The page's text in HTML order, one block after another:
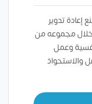
تدوير
خلال مجموعه من
وعمل
والاستحواذ